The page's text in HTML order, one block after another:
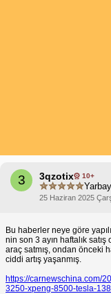
3 3qzotix 10+
Yarbay
25 Haziran 2025
Bu haberler neye göre
nin son 3 ayın haftalık
araç satmış, ondan önceki
ciddi artış yaşanmış.
https://carnewschina.com/
3250-xpeng-8500-tesla-